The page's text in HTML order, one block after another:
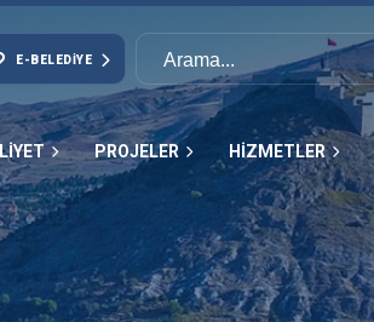
E-BELEDIYE
PROJELER HİZMETLER